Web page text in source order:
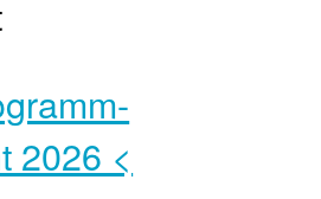
2026 <